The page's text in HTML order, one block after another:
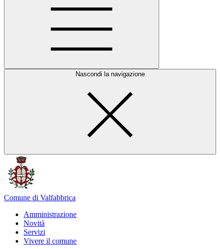
Nascondi la navigazione
Comune di Valfabbrica
Amministrazione
Novità
Servizi
Vivere il comune